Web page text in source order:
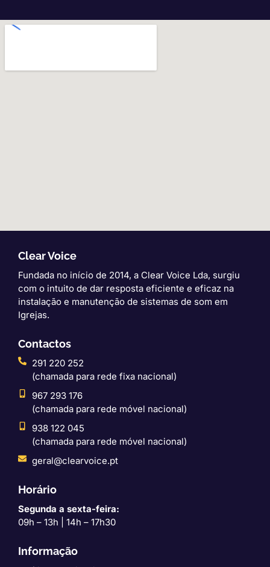
Clear Voice
Fundada no início de 2014, a Clear Voice Lda, surgiu
com o intuito de dar resposta eficiente e eficaz na
instalação e manutenção de sistemas de som em
Igrejas.
Contactos
291 220 252
(chamada para rede fixa nacional)
967 293 176
(chamada para rede móvel nacional)
938 122 045
(chamada para rede móvel nacional)
geral@clearvoice.pt
Horário
Segunda a sexta-feira:
09h – 13h | 14h – 17h30
Informação